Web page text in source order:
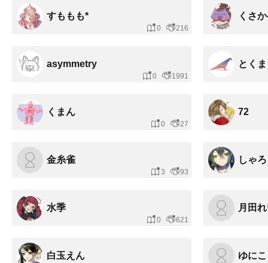
すももも*
0 216
くさ
asymmetry
0 1991
とく
くまん
0 27
72
金糸雀
3 93
しゃろ
水季
0 621
月田
白玉えん ゆにこ